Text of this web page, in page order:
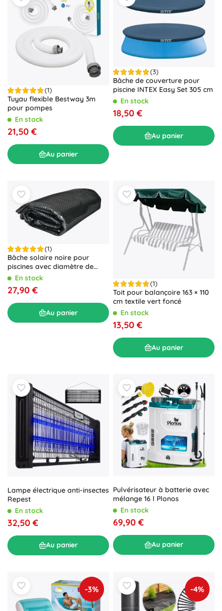
(1)
Tuyau flexible Bestway 3m
pour pompes
En stock
21,50 €
Au panier
(3)
Bâche de couverture pour
piscine INTEX Easy Set 305 cm
En stock
18,50 €
Au panier
(1)
Bâche solaire noire pour
piscines avec diamètre de
surface 3,66 m
En stock
27,90 €
Au panier
(1)
Toit pour balançoire 163 × 110
cm textile vert foncé
En stock
13,50 €
Au panier
Lampe électrique anti-insectes
Repest
En stock
32,50 €
Au panier
Pulvérisateur à batterie avec
mélange 16 l Plonos
En stock
69,90 €
Au panier
-3% -4%